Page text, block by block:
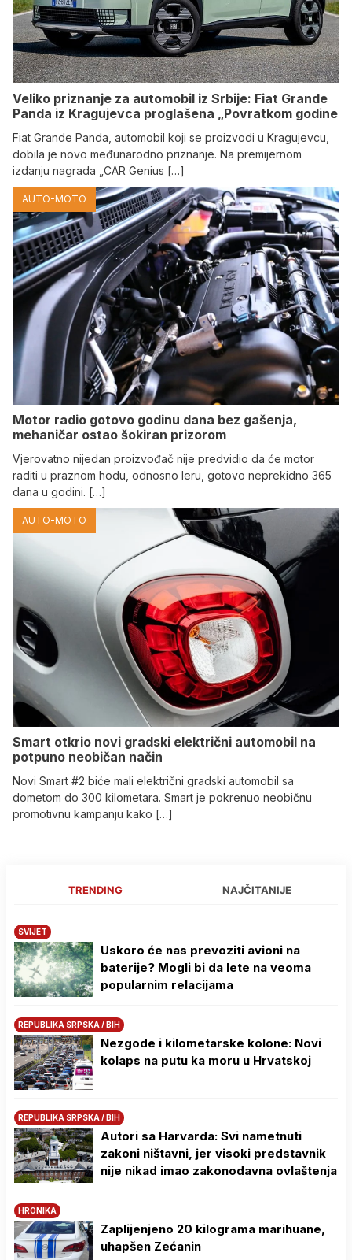
Veliko priznanje za automobil iz Srbije: Fiat Grande
Panda iz Kragujevca proglašena „Povratkom godine
Fiat Grande Panda, automobil koji se proizvodi u Kragujevcu,
dobila je novo međunarodno priznanje. Na premijernom
izdanju nagrada „CAR Genius […]
AUTO-MOTO
Motor radio gotovo godinu dana bez gašenja,
mehaničar ostao šokiran prizorom
Vjerovatno nijedan proizvođač nije predvidio da će motor
raditi u praznom hodu, odnosno leru, gotovo neprekidno 365
dana u godini. […]
AUTO-MOTO
Smart otkrio novi gradski električni automobil na
potpuno neobičan način
Novi Smart #2 biće mali električni gradski automobil sa
dometom do 300 kilometara. Smart je pokrenuo neobičnu
promotivnu kampanju kako […]
TRENDING NAJČITANIJE
SVIJET
Uskoro će nas prevoziti avioni na
baterije? Mogli bi da lete na veoma
popularnim relacijama
REPUBLIKA SRPSKA / BIH
Nezgode i kilometarske kolone: Novi
kolaps na putu ka moru u Hrvatskoj
REPUBLIKA SRPSKA / BIH
Autori sa Harvarda: Svi nametnuti
zakoni ništavni, jer visoki predstavnik
nije nikad imao zakonodavna ovlaštenja
HRONIKA
Zaplijenjeno 20 kilograma marihuane,
uhapšen Zećanin